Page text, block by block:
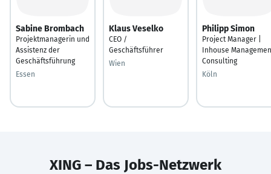
Sabine Brombach
Projektmanagerin und
Assistenz der
Geschäftsführung
Essen
Klaus Veselko
CEO /
Geschäftsführer
Wien
Philipp Simon
Project Manager |
Inhouse
Consulting
Köln
XING – Das Jobs-Netzwerk